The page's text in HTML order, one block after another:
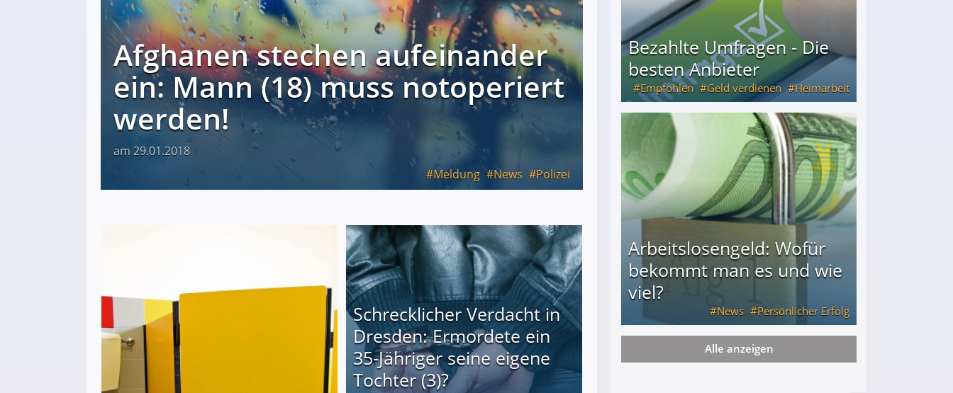
Afghanen stechen aufeinander
ein: Mann (18) muss notoperiert
werden!
am 29.01.2018
Meldung
News Polizei
Schrecklicher Verdacht in
Dresden: Ermordete ein
35-Jähriger seine eigene
Tochter (3)?
Bezahlte Umfragen - Die
besten Anbieter
Empfohlen Geld verdienen Heimarbeit
Bezahlte Umfragen - Die besten Anbieter
Arbeitslosengeld: Wofür
bekommt man es und wie
viel?
News Persönlicher Erfolg
Arbeitslosengeld: Wofür bekommt man es und wie viel?
Alle anzeigen